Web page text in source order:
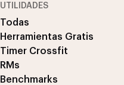
UTILIDADES
Todas
Herramientas Gratis
Timer Crossfit
RMs
Benchmarks